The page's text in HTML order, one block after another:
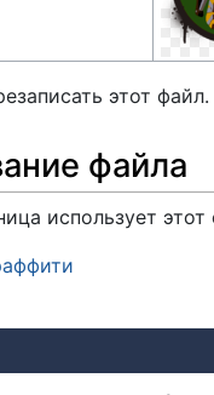
этот файл.
файла
использует этот